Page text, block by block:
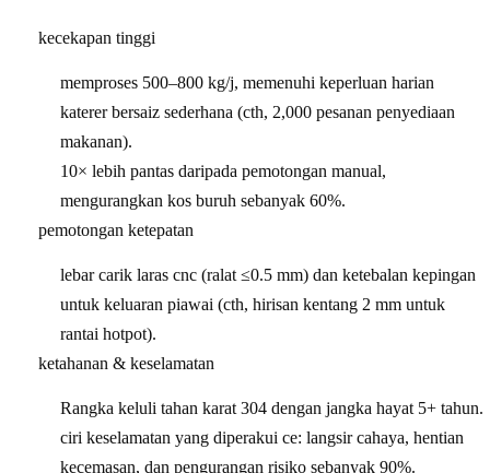
kecekapan tinggi
memproses 500–800 kg/j, memenuhi keperluan harian
katerer bersaiz sederhana (cth, 2,000 pesanan penyediaan
makanan).
10× lebih pantas daripada pemotongan manual,
mengurangkan kos buruh sebanyak 60%.
pemotongan ketepatan
lebar carik laras cnc (ralat ≤0.5 mm) dan ketebalan kepingan
untuk keluaran piawai (cth, hirisan kentang 2 mm untuk
rantai hotpot).
ketahanan & keselamatan
Rangka keluli tahan karat 304 dengan jangka hayat 5+ tahun.
ciri keselamatan yang diperakui ce: langsir cahaya, hentian
kecemasan, dan pengurangan risiko sebanyak 90%.